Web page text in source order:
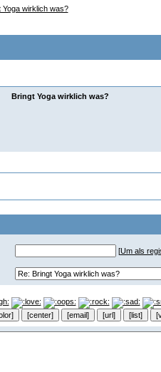
Yoga wirklich was?
Bringt Yoga wirklich was?
[Um als